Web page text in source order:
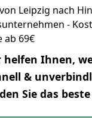
Leipzig nach
-
ab 69€
helfen Ihnen,
&
Sie das